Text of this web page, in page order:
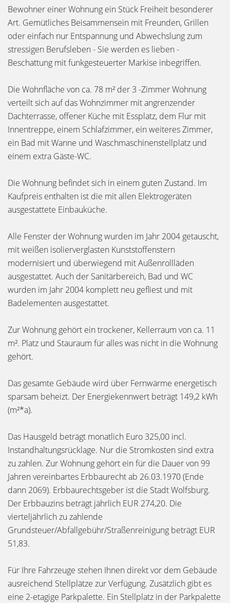
Bewohner einer Wohnung ein Stück Freiheit besonderer
Art. Gemütliches Beisammensein mit Freunden, Grillen
oder einfach nur Entspannung und Abwechslung zum
stressigen Berufsleben - Sie werden es lieben -
Beschattung mit funkgesteuerter Markise inbegriffen.
Die Wohnfläche von ca. 78 m² der 3 -Zimmer Wohnung
verteilt sich auf das Wohnzimmer mit angrenzender
Dachterrasse, offener Küche mit Essplatz, dem Flur mit
Innentreppe, einem Schlafzimmer, ein weiteres Zimmer,
ein Bad mit Wanne und Waschmaschinenstellplatz und
einem extra Gäste-WC.
Die Wohnung befindet sich in einem guten Zustand. Im
Kaufpreis enthalten ist die mit allen Elektrogeräten
ausgestattete Einbauküche.
Alle Fenster der Wohnung wurden im Jahr 2004 getauscht,
mit weißen isolierverglasten Kunststoffenstern
modernisiert und überwiegend mit Außenrollläden
ausgestattet. Auch der Sanitärbereich, Bad und WC
wurden im Jahr 2004 komplett neu gefliest und mit
Badelementen ausgestattet.
Zur Wohnung gehört ein trockener, Kellerraum von ca. 11
m². Platz und Stauraum für alles was nicht in die Wohnung
gehört.
Das gesamte Gebäude wird über Fernwärme energetisch
sparsam beheizt. Der Energiekennwert beträgt 149,2 kWh
(m²*a).
Das Hausgeld beträgt monatlich Euro 325,00 incl.
Instandhaltungsrücklage. Nur die Stromkosten sind extra
zu zahlen. Zur Wohnung gehört ein für die Dauer von 99
Jahren vereinbartes Erbbaurecht ab 26.03.1970 (Ende
dann 2069). Erbbaurechtsgeber ist die Stadt Wolfsburg.
Der Erbbauzins beträgt jährlich EUR 274,20. Die
vierteljährlich zu zahlende
Grundsteuer/Abfallgebühr/Straßenreinigung beträgt EUR
51,83.
Für Ihre Fahrzeuge stehen Ihnen direkt vor dem Gebäude
ausreichend Stellplätze zur Verfügung. Zusätzlich gibt es
eine 2-etagige Parkpalette. Ein Stellplatz in der Parkpalette